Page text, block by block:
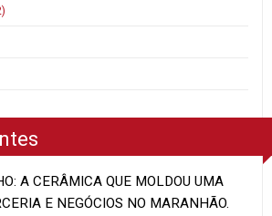
A CERÂMICA QUE MOLDOU UMA
E NEGÓCIOS NO MARANHÃO.